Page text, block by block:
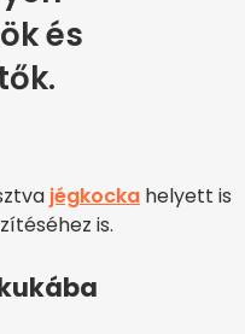
és
jégkocka helyett is
is.